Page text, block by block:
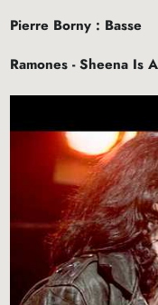
Pierre Borny : Basse
Ramones - Sheena Is